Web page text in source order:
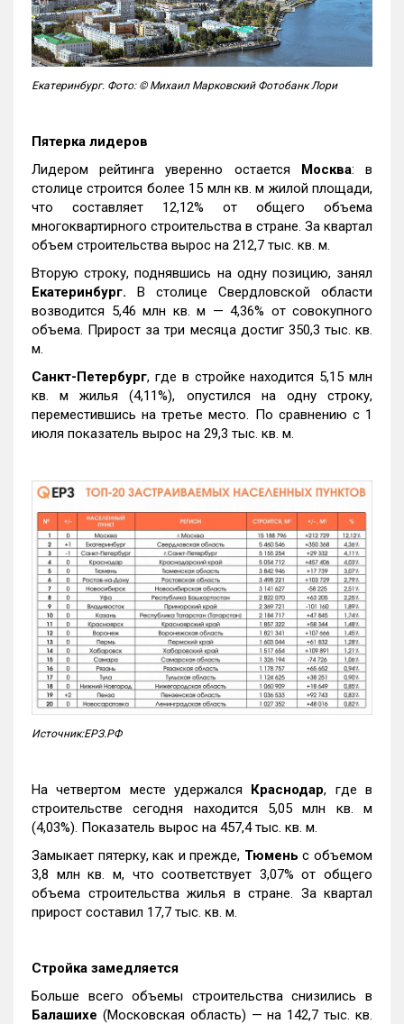
Екатеринбург. Фото: © Михаил Марковский Фотобанк Лори
Пятерка лидеров
Лидером рейтинга уверенно остается Москва: в
столице строится более 15 млн кв. м жилой площади,
что составляет 12,12% от общего объема
многоквартирного строительства в стране. За квартал
объем строительства вырос на 212,7 тыс. кв. м.
Вторую строку, поднявшись на одну позицию, занял
Екатеринбург. В столице Свердловской области
возводится 5,46 млн кв. м — 4,36% от совокупного
объема. Прирост за три месяца достиг 350,3 тыс. кв.
м.
Санкт-Петербург, где в стройке находится 5,15 млн
кв. м жилья (4,11%), опустился на одну строку,
переместившись на третье место. По сравнению с 1
июля показатель вырос на 29,3 тыс. кв. м.
Источник:ЕРЗ.РФ
На четвертом месте удержался Краснодар, где в
строительстве сегодня находится 5,05 млн кв. м
(4,03%). Показатель вырос на 457,4 тыс. кв. м.
Замыкает пятерку, как и прежде, Тюмень с объемом
3,8 млн кв. м, что соответствует 3,07% от общего
объема строительства жилья в стране. За квартал
прирост составил 17,7 тыс. кв. м.
Стройка замедляется
Больше всего объемы строительства снизились в
Балашихе (Московская область) — на 142,7 тыс. кв.